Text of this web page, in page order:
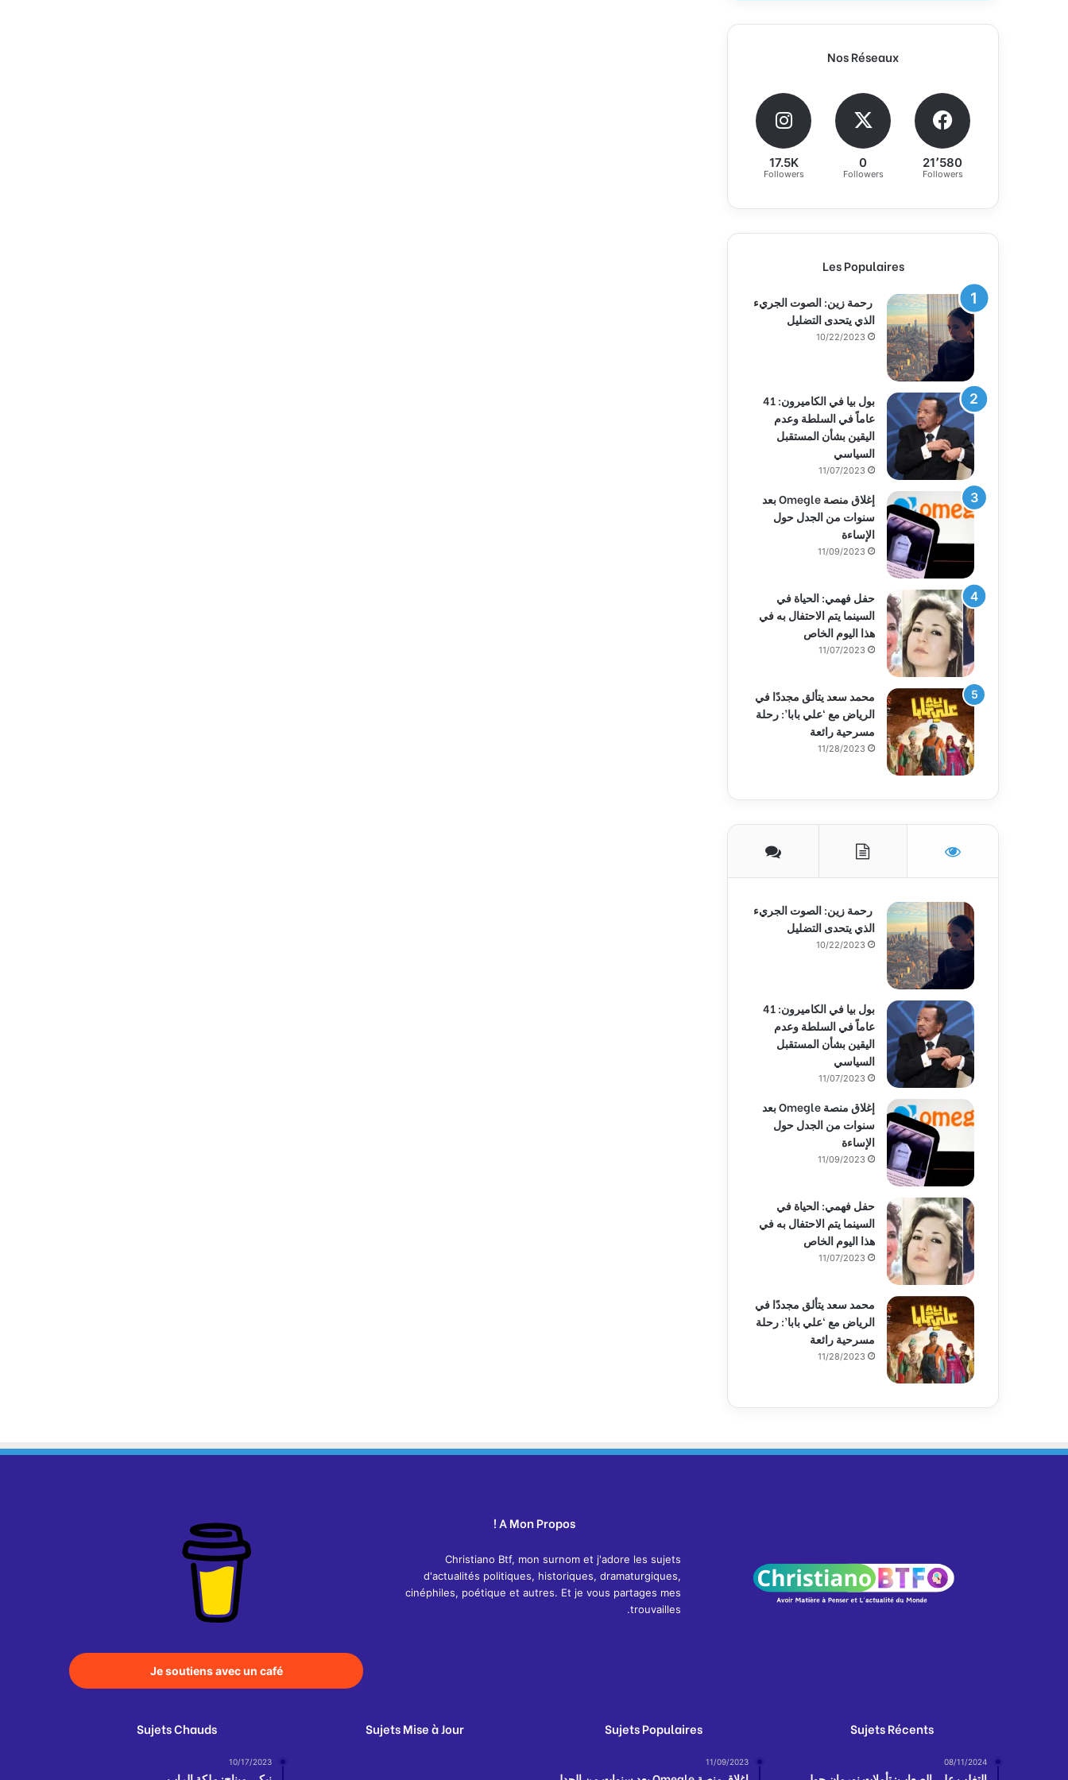
Nos Réseaux
21٬580
Followers
0
Followers
17.5K
Followers
Les Populaires
رحمة زين: الصوت الجريء
الذي يتحدى التضليل
10/22/2023
بول بيا في الكاميرون: 41
عاماً في السلطة وعدم
اليقين بشأن المستقبل
السياسي
11/07/2023
إغلاق منصة Omegle بعد
سنوات من الجدل حول
الإساءة
11/09/2023
حفل فهمي: الحياة في
السينما يتم الاحتفال به في
هذا اليوم الخاص
11/07/2023
محمد سعد يتألق مجددًا في
الرياض مع ‘علي بابا’: رحلة
مسرحية رائعة
11/28/2023
رحمة زين: الصوت الجريء
الذي يتحدى التضليل
10/22/2023
بول بيا في الكاميرون: 41
عاماً في السلطة وعدم
اليقين بشأن المستقبل
السياسي
11/07/2023
إغلاق منصة Omegle بعد
سنوات من الجدل حول
الإساءة
11/09/2023
حفل فهمي: الحياة في
السينما يتم الاحتفال به في
هذا اليوم الخاص
11/07/2023
محمد سعد يتألق مجددًا في
الرياض مع ‘علي بابا’: رحلة
مسرحية رائعة
11/28/2023
A Mon Propos !
Christiano Btf, mon surnom et j'adore les sujets
d'actualités politiques, historiques, dramaturgiques,
cinéphiles, poétique et autres. Et je vous partages mes
trouvailles.
Je soutiens avec un café
Sujets Récents
08/11/2024
Sujets Populaires
11/09/2023
Sujets Mise à Jour
Sujets Chauds
10/17/2023